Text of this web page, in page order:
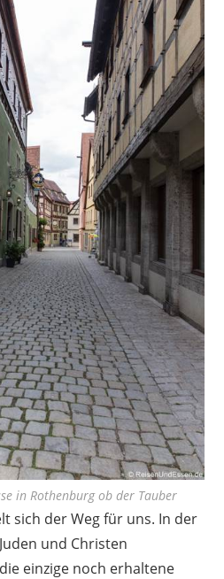
in Rothenburg ob der Tauber
sich der Weg für uns. In der
und Christen
einzige noch erhaltene